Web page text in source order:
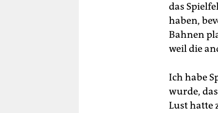
das
haben,
Bahnen
weil die
Ich habe
wurde,
Lust hatte